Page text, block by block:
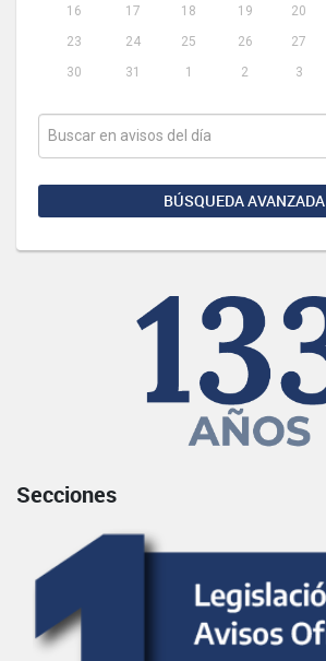
16
17 18 19 20
23
24 25 26 27
30
31 1 2 3
BÚSQUEDA AVANZADA
Secciones